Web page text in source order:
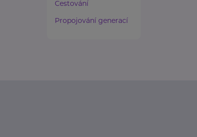
Cestování
Propojování generací